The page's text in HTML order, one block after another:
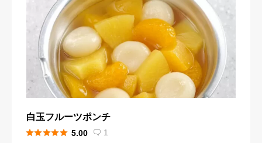
白玉フルーツポンチ
 5.00  1